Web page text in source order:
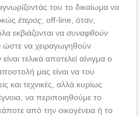
του το δικαίωμα να
έτερος , off-line, όταν,
εκβιάζονται νασυναφθούν
ώστε να χειραγωγηθούν
τελικά αποτελεί αίνιγμα ο
μας είναι να του
και τεχνικές, αλλά κυρίως
να περιποιηθούμε το
από την οικογένεια ή το